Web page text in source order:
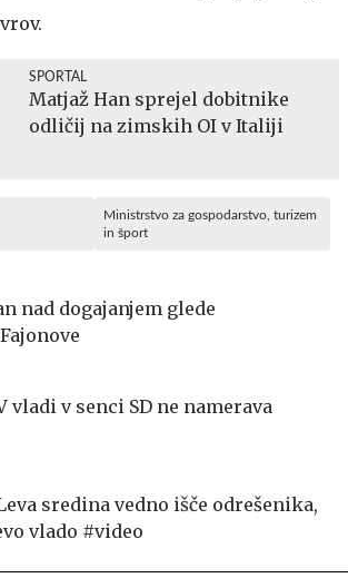
SPORTAL
Matjaž Han sprejel dobitnike
odličij na zimskih OI v Italiji
Ministrstvo za gospodarstvo, turizem
in šport
nad dogajanjem glede
vladi v senci SD ne namerava
sredina vedno išče odrešenika,
vlado #video